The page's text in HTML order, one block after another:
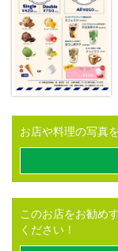
お店や料理の写真
このお店をお勧め
ください！